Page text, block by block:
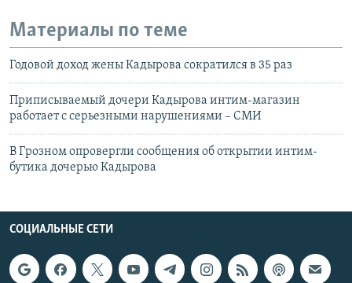
Материалы по теме
Годовой доход жены Кадырова сократился в 35 раз
Приписываемый дочери Кадырова интим-магазин
работает с серьезными нарушениями – СМИ
В Грозном опровергли сообщения об открытии интим-
бутика дочерью Кадырова
СОЦИАЛЬНЫЕ СЕТИ